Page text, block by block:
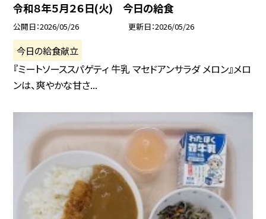
令和８年５月２６日(火) 今日の給食
公開日 2026/05/26 更新日 2026/05/26
今日の給食献立
『ミートソーススパゲティ 牛乳 マセドアンサラダ メロン』メロ
ンは、爽やかな甘さ...